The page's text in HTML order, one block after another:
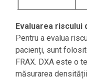
Evaluarea riscului
Pentru a evalua
pacienți, sunt
FRAX. DXA este o
măsurarea